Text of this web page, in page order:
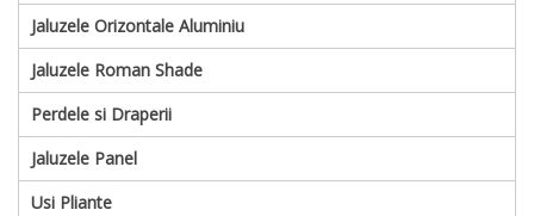
Jaluzele Orizontale Aluminiu
Jaluzele Roman Shade
Perdele si Draperii
Jaluzele Panel
Usi Pliante